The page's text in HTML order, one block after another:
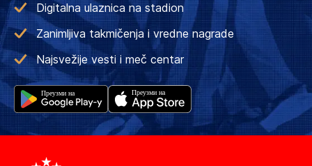
Digitalna ulaznica na stadion
Zanimljiva takmičenja i vredne nagrade
Najsvežije vesti i meč centar